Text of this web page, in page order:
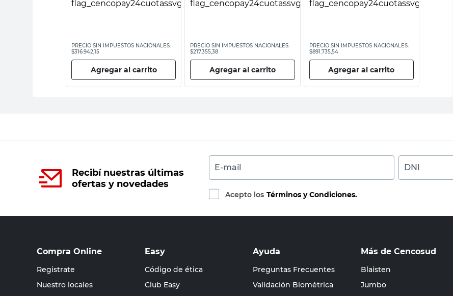
PRECIO SIN IMPUESTOS NACIONALES:
$316.942,15
Agregar al carrito
PRECIO SIN IMPUESTOS NACIONALES:
$217.355,38
Agregar al carrito
PRECIO SIN IMPUESTOS NACIONALES:
$891.735,54
Agregar al carrito
Recibí nuestras últimas
ofertas y novedades
E-mail DNI
Acepto los Términos y Condiciones.
Compra Online
Registrate
Nuestro locales
Easy
Código de ética
Club Easy
Ayuda
Preguntas Frecuentes
Validación Biométrica
Más de Cencosud
Blaisten
Jumbo